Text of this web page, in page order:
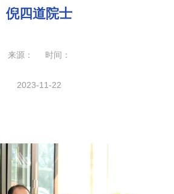
倪四道院士
来源： 时间：
2023-11-22